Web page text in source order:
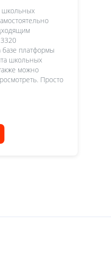
школьных
платформы
школьных
можно
Просто